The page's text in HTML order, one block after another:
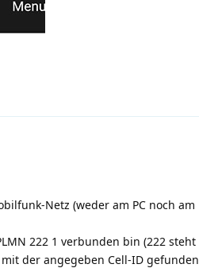
Netz (weder am PC noch am
222 1 verbunden bin (222 steht
der angegeben Cell-ID gefunden